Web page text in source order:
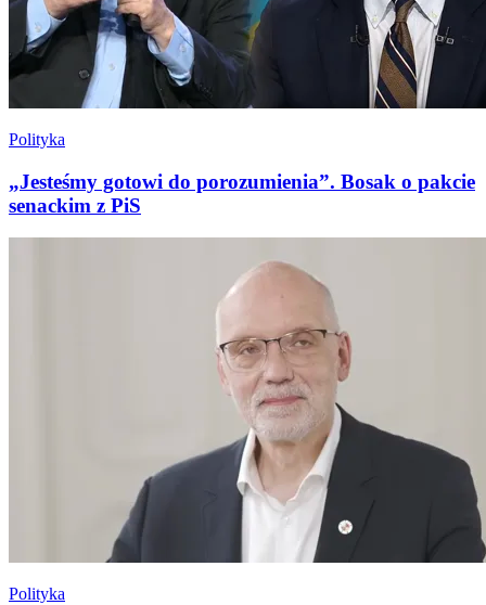
Polityka
„Jesteśmy gotowi do porozumienia”. Bosak o pakcie
senackim z PiS
Polityka